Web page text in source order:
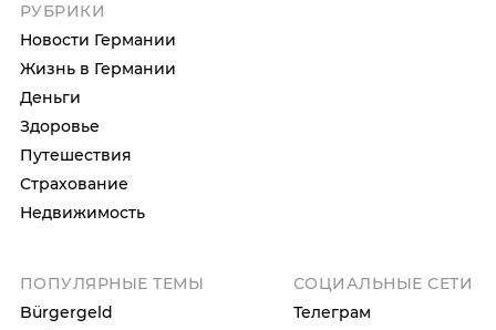
РУБРИКИ
Новости Германии
Жизнь в Германии
Деньги
Здоровье
Путешествия
Страхование
Недвижимость
ПОПУЛЯРНЫЕ ТЕМЫ
Bürgergeld
СОЦИАЛЬНЫЕ СЕТИ
Телеграм